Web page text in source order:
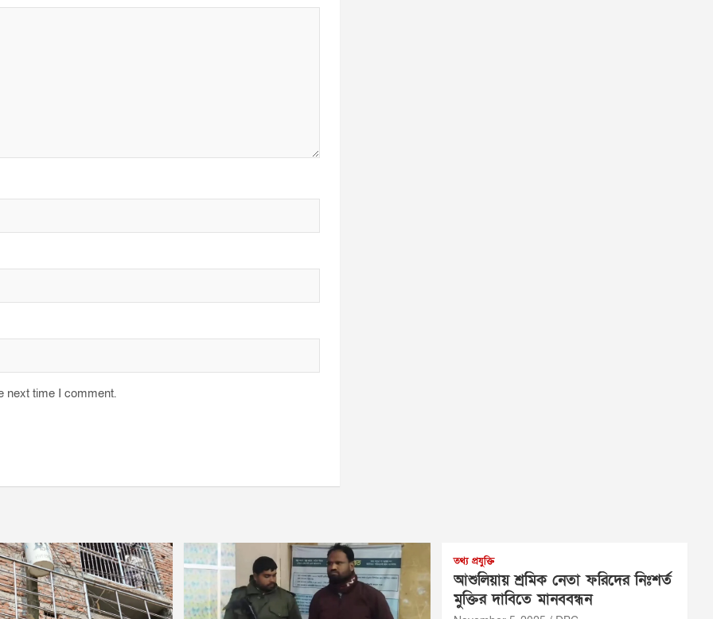
next time I comment.
তথ্য প্রযুক্তি
আশুলিয়ায় শ্রমিক নেতা ফরিদের নিঃশর্ত
মুক্তির দাবিতে মানববন্ধন